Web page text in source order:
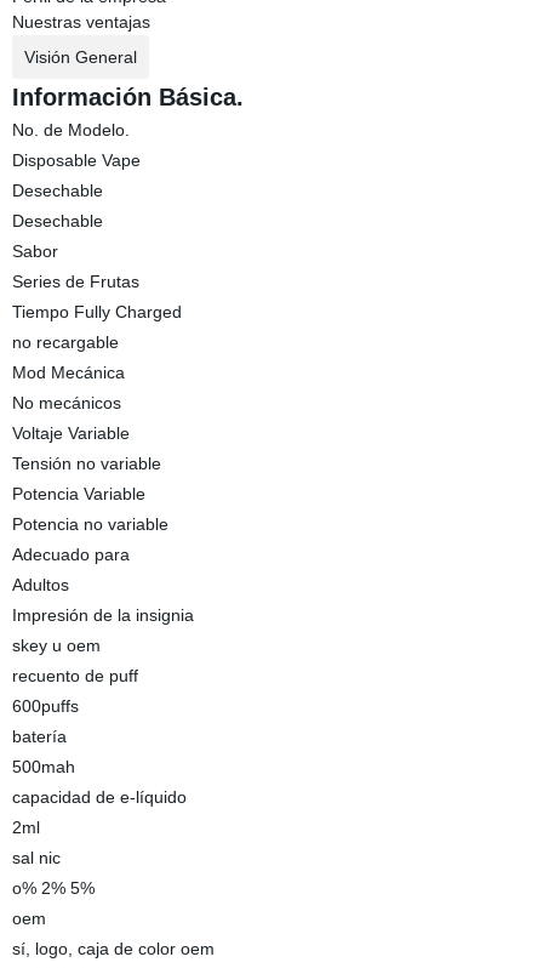
Nuestras ventajas
Visión General
Información Básica.
No. de Modelo.
Disposable Vape
Desechable
Desechable
Sabor
Series de Frutas
Tiempo Fully Charged
no recargable
Mod Mecánica
No mecánicos
Voltaje Variable
Tensión no variable
Potencia Variable
Potencia no variable
Adecuado para
Adultos
Impresión de la insignia
skey u oem
recuento de puff
600puffs
batería
500mah
capacidad de e-líquido
2ml
sal nic
o% 2% 5%
oem
sí, logo, caja de color oem